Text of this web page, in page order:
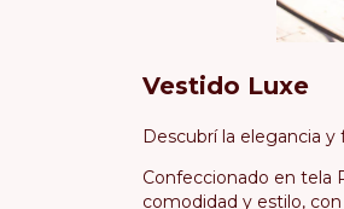
Vestido Luxe
Descubrí la elegancia
Confeccionado en tela
comodidad y estilo,